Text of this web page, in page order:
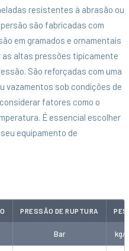
resistentes à abrasão ou
são fabricadas com
em gramados e ornamentais
as altas pressões tipicamente
São reforçadas com uma
vazamentos sob condições de
fatores como o
É essencial escolher
equipamento de
PRESSÃO DE RUPTURA
PESO
Bar kg/m